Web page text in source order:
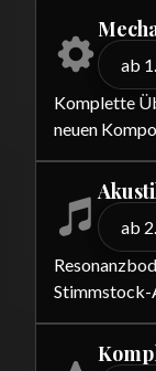
ab
Komplette
neuen
ab